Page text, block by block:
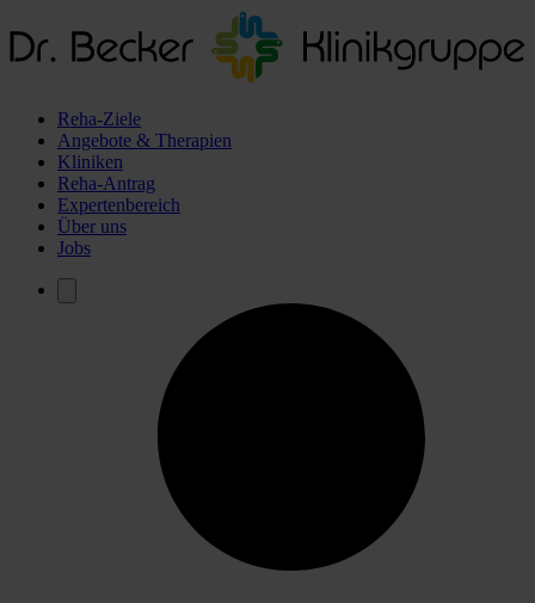
Reha-Ziele
Angebote & Therapien
Kliniken
Reha-Antrag
Expertenbereich
Über uns
Jobs